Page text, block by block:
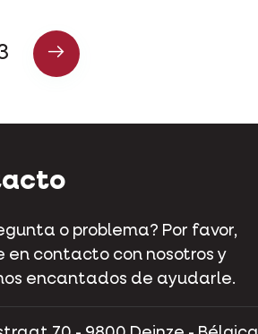
o problema? Por favor,
en contacto con nosotros y
encantados de ayudarle.